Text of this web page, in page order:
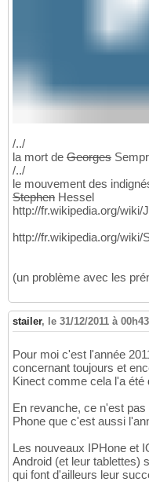
/../
la mort de Georges
/../
le mouvement des
Stephen Hessel
http://fr.wikipedia.org/wiki/
http://fr.wikipedia.org/wiki/
(un problème avec les
stailer, le 31/12/2011 à 00h43
Pour moi c'est l'année
concernant toujours et
Kinect comme cela l'a été
En revanche, ce n'est
Phone que c'est aussi
Les nouveaux IPHone et
Android (et leur tablettes)
qui font d'ailleurs leur